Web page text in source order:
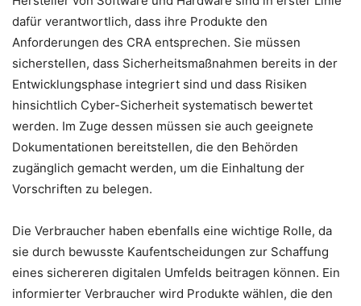
dafür verantwortlich, dass ihre Produkte den
Anforderungen des CRA entsprechen. Sie müssen
sicherstellen, dass Sicherheitsmaßnahmen bereits in der
Entwicklungsphase integriert sind und dass Risiken
hinsichtlich Cyber-Sicherheit systematisch bewertet
werden. Im Zuge dessen müssen sie auch geeignete
Dokumentationen bereitstellen, die den Behörden
zugänglich gemacht werden, um die Einhaltung der
Vorschriften zu belegen.
Die Verbraucher haben ebenfalls eine wichtige Rolle, da
sie durch bewusste Kaufentscheidungen zur Schaffung
eines sichereren digitalen Umfelds beitragen können. Ein
informierter Verbraucher wird Produkte wählen, die den